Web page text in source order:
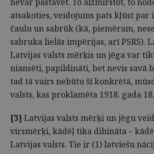
atsakoties, veidojums pats kļūst
čaulu un sabrūk (kā, piemēram,
sabruka lielās impērijas, arī PSRS).
Latvijas valsts mērķis un jēga var
niansēti, papildināti, bet nevis savā
tad tā vairs nebūtu šī konkrētā,
valsts, kas proklamēta 1918. gada
[3] Latvijas valsts mērķi un jēgu
virsmērķi, kādēļ tika dibināta –
Latvijas valsts. Tie ir (1) latviešu